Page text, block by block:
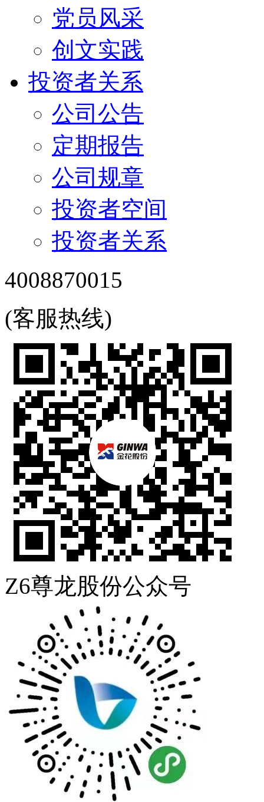
党员风采
创文实践
投资者关系
公司公告
定期报告
公司规章
投资者空间
投资者关系
4008870015
(客服热线)
Z6尊龙股份公众号